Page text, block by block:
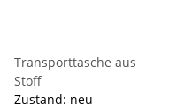
Transporttasche aus
Stoff
Zustand: neu